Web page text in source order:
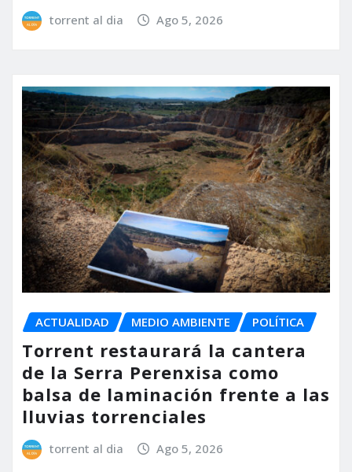
torrent al dia Ago 5, 2026
ACTUALIDAD MEDIO AMBIENTE POLÍTICA
Torrent restaurará la cantera
de la Serra Perenxisa como
balsa de laminación frente a las
lluvias torrenciales
torrent al dia Ago 5, 2026